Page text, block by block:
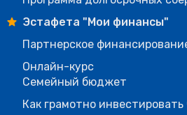
Эстафета "Мои финансы"
Партнерское
Онлайн-курс
Семейный бюджет
Как грамотно